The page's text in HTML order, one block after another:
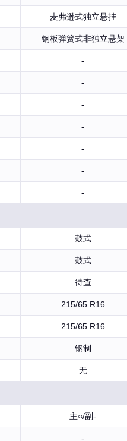
麦弗逊式独立悬挂
钢板弹簧式非独立悬架
-
-
-
-
-
-
-
鼓式
鼓式
待查
215/65 R16
215/65 R16
钢制
无
主○/副-
-